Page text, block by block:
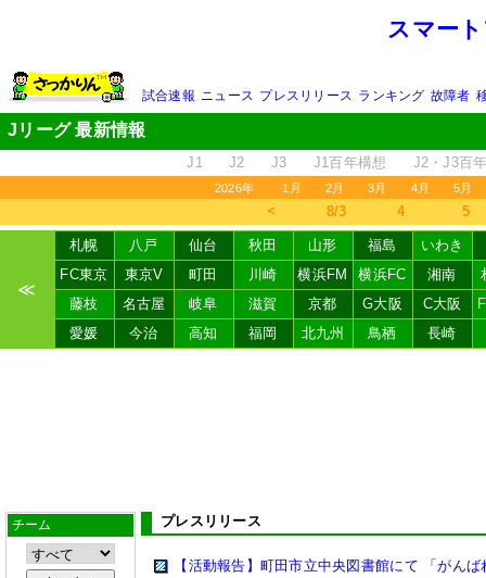
スマー
試合速報 ニュース プレスリリース ランキング 故障者
Jリーグ 最新情報
J1 J2 J3 J1百年構想 J2・J3百
2026年 1月 2月 3月 4月 5月
＜ 8/3 4 5
≪
札幌 八戸 仙台 秋田 山形 福島
いわき
FC東京
東京V 町田 川崎 横浜FM 横浜FC 湘南
藤枝
名古屋 岐阜 滋賀 京都 G大阪 C大阪
愛媛
今治 高知 福岡 北九州 鳥栖 長崎
チーム プレスリリース
【活動報告】町田市立中央図書館にて 「がん